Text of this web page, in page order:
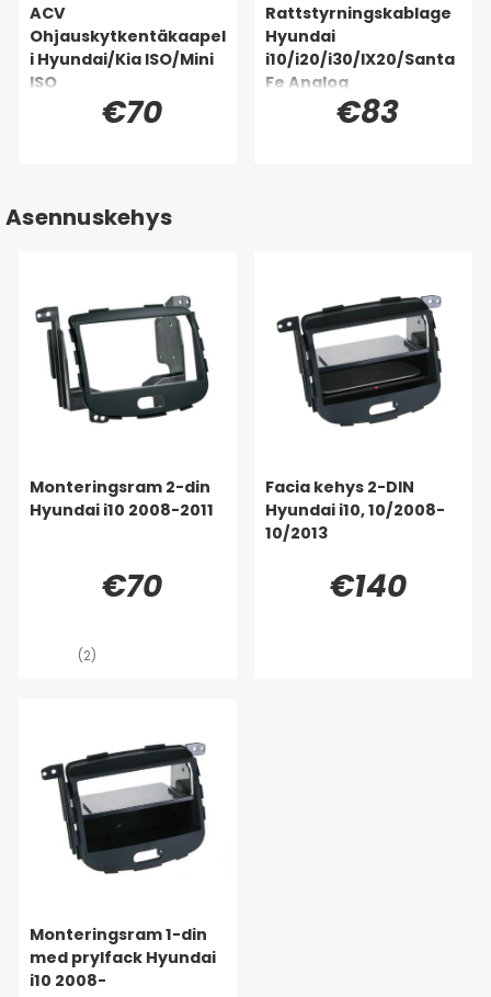
ACV
Ohjauskytkentäkaapel
i Hyundai/Kia ISO/Mini
ISO
€70
Rattstyrningskablage
Hyundai
i10/i20/i30/IX20/Santa
Fe Analog
€83
Asennuskehys
Monteringsram 2-din
Hyundai i10 2008-2011
€70
(2)
Facia kehys 2-DIN
Hyundai i10, 10/2008-
10/2013
€140
Monteringsram 1-din
med prylfack Hyundai
i10 2008-